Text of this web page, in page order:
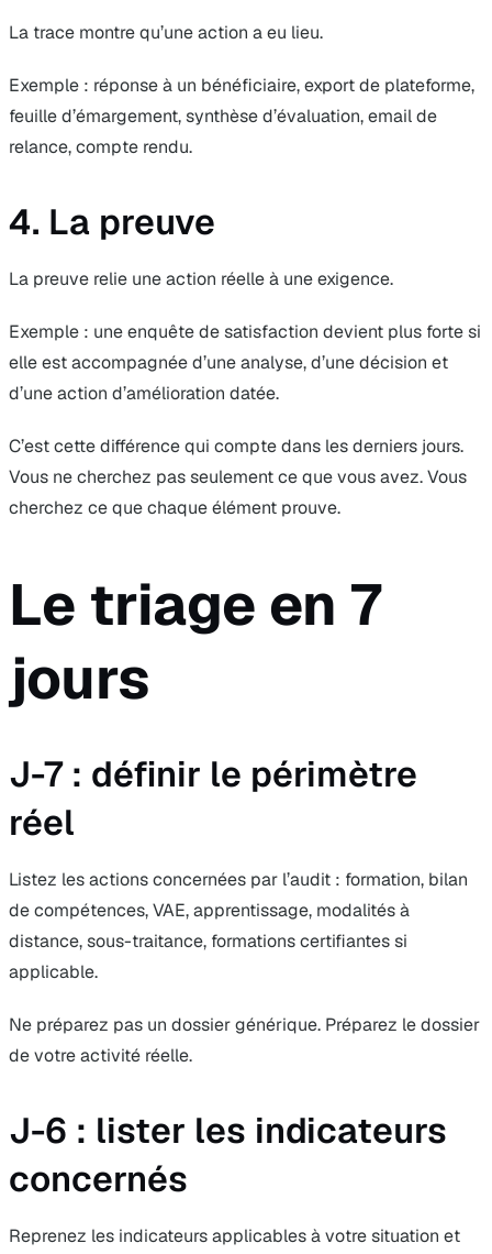
La trace montre qu’une action a eu lieu.
Exemple : réponse à un bénéficiaire, export de plateforme,
feuille d’émargement, synthèse d’évaluation, email de
relance, compte rendu.
4. La preuve
La preuve relie une action réelle à une exigence.
Exemple : une enquête de satisfaction devient plus forte si
elle est accompagnée d’une analyse, d’une décision et
d’une action d’amélioration datée.
C’est cette différence qui compte dans les derniers jours.
Vous ne cherchez pas seulement ce que vous avez. Vous
cherchez ce que chaque élément prouve.
Le triage en 7
jours
J-7 : définir le périmètre
réel
Listez les actions concernées par l’audit : formation, bilan
de compétences, VAE, apprentissage, modalités à
distance, sous-traitance, formations certifiantes si
applicable.
Ne préparez pas un dossier générique. Préparez le dossier
de votre activité réelle.
J-6 : lister les indicateurs
concernés
Reprenez les indicateurs applicables à votre situation et